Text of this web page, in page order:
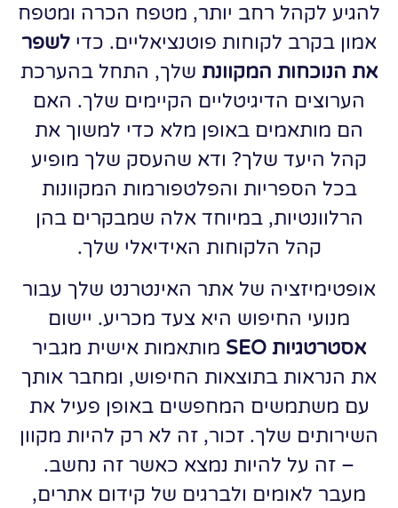
להגיע לקהל רחב יותר, מטפח הכרה ומטפח
אמון בקרב לקוחות פוטנציאליים. כדי לשפר
את הנוכחות המקוונת שלך, התחל בהערכת
הערוצים הדיגיטליים הקיימים שלך. האם
הם מותאמים באופן מלא כדי למשוך את
קהל היעד שלך? ודא שהעסק שלך מופיע
בכל הספריות והפלטפורמות המקוונות
הרלוונטיות, במיוחד אלה שמבקרים בהן
קהל הלקוחות האידיאלי שלך.
אופטימיזציה של אתר האינטרנט שלך עבור
מנועי החיפוש היא צעד מכריע. יישום
אסטרטגיות SEO
מותאמות אישית מגביר
את הנראות בתוצאות החיפוש, ומחבר אותך
עם משתמשים המחפשים באופן פעיל את
השירותים שלך. זכור, זה לא רק להיות מקוון
– זה על להיות נמצא כאשר זה נחשב.
מעבר לאומים ולברגים של קידום אתרים,